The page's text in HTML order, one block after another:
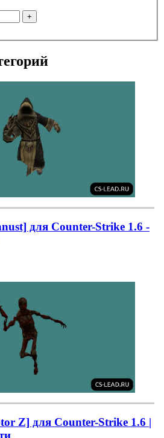
+
для Counter-Strike 1.6 -
Z] для Counter-Strike 1.6 |